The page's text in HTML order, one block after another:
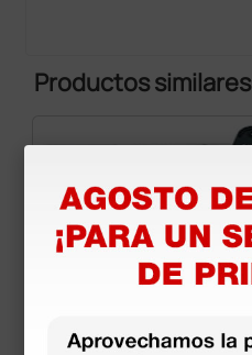
Productos similares